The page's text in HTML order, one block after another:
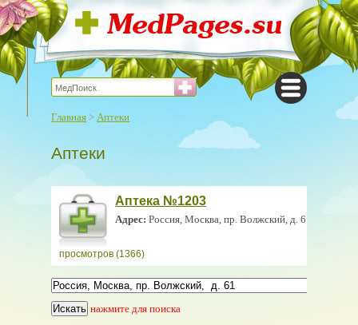
Главная > Аптеки
Аптеки
Аптека №1203
Адрес: Россия, Москва, пр. Волжский, д. 61
просмотров (1366)
нажмите для поиска